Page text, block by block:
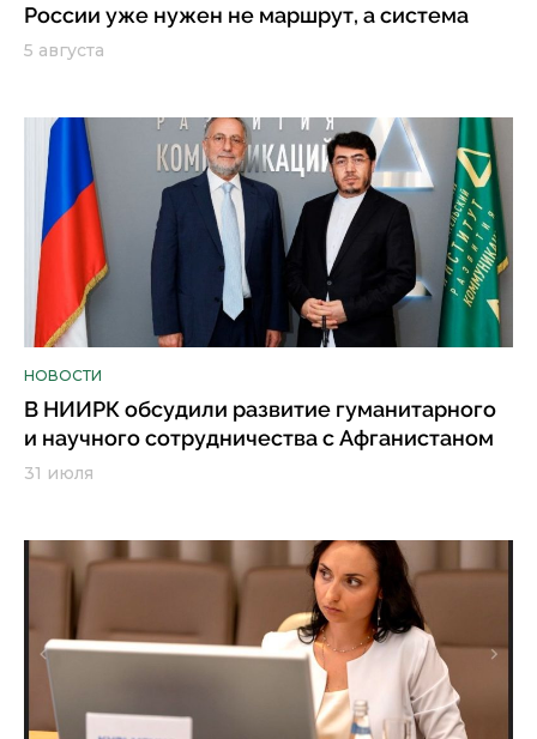
России уже нужен не маршрут, а система
5 августа
НОВОСТИ
В НИИРК обсудили развитие гуманитарного
и научного сотрудничества с Афганистаном
31 июля